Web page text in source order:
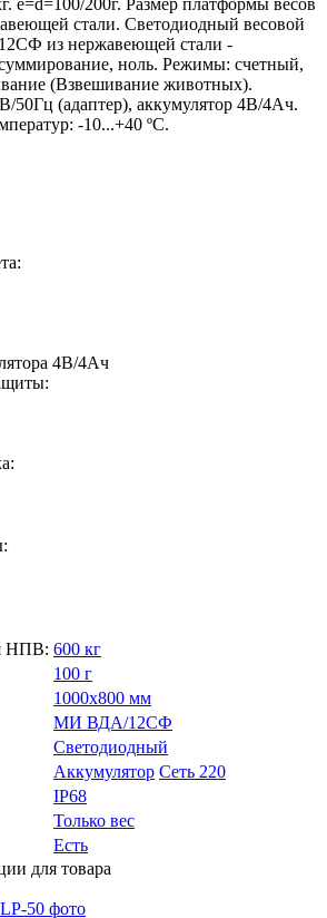
e=d=100/200г. Размер платформы весов
стали. Светодиодный весовой
из нержавеющей стали -
ноль. Режимы: счетный,
(Взвешивание животных).
50Гц (адаптер), аккумулятор 4В/4Ач.
-10...+40 ºС.
4В/4Ач
НПВ: 600 кг
100 г
1000х800 мм
МИ ВДА/12СФ
Светодиодный
Аккумулятор Сеть 220
IP68
Только вес
Есть
для товара